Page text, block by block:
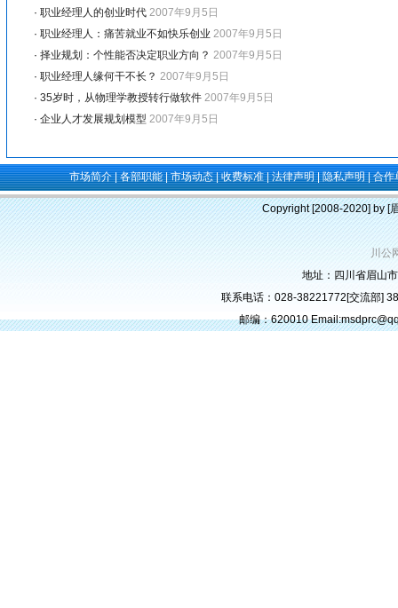
· 职业经理人的创业时代 2007年9月5日
· 职业经理人：痛苦就业不如快乐创业 2007年9月5日
· 择业规划：个性能否决定职业方向？ 2007年9月5日
· 职业经理人缘何干不长？ 2007年9月5日
· 35岁时，从物理学教授转行做软件 2007年9月5日
· 企业人才发展规划模型 2007年9月5日
市场简介|各部职能|市场动态|收费标准|法律声明|隐私声明|合作
Copyright [2008-2020] by [
川公
地址：四川省眉山
联系电话：028-38221772[交流部]
邮编：620010